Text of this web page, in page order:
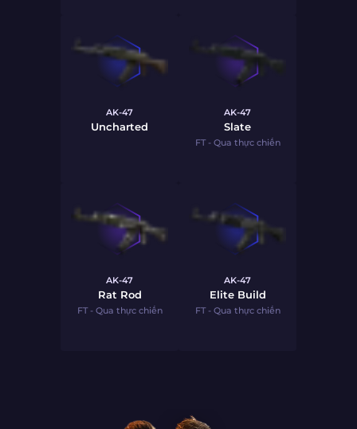
AK-47
Uncharted
AK-47
Slate
FT - Qua thực chiến
AK-47
Rat Rod
FT - Qua thực chiến
AK-47
Elite Build
FT - Qua thực chiến